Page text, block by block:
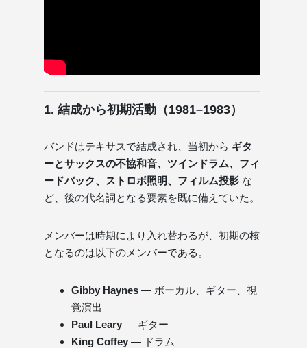
1. 結成から初期活動（1981–1983）
バンドはテキサスで結成され、当初から ギタ
ーとサックスの不協和音、ツインドラム、フィ
ードバック、ストロボ照明、フィルム投影 な
ど、後の代名詞となる要素を既に備えていた。
メンバーは時期により入れ替わるが、初期の核
となるのは以下のメンバーである。
Gibby Haynes — ボーカル、ギター、視
覚演出
Paul Leary — ギター
King Coffey — ドラム